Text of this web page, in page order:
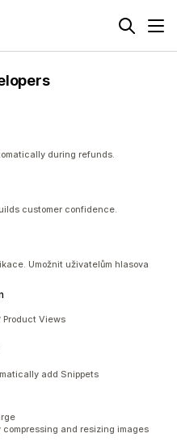
during refunds.
customer confidence.
Umožnit uživatelům hlasova
Product Views
add Snippets
compressing and resizing images